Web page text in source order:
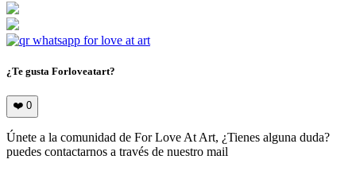
¿Te gusta Forloveatart?
❤️ 0
Únete a la comunidad de For Love At Art, ¿Tienes alguna duda?
puedes contactarnos a través de nuestro mail